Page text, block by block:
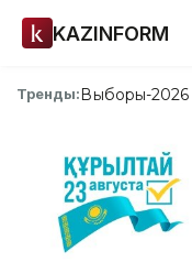
KAZINFORM
Тренды:Выборы-2026